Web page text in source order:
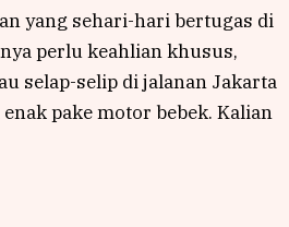
yang sehari-hari bertugas di
perlu keahlian khusus,
selap-selip di jalanan Jakarta
pake motor bebek. Kalian